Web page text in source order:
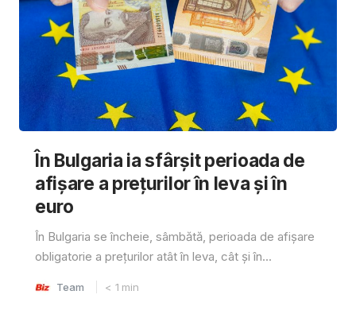
În Bulgaria ia sfârşit perioada de
afișare a prețurilor în ​​leva și în
euro
În Bulgaria se încheie, sâmbătă, perioada de afișare
obligatorie a prețurilor atât în ​​leva, cât și în...
Team < 1 min